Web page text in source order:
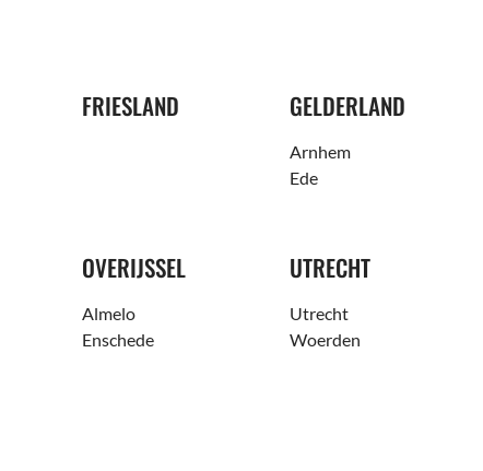
FRIESLAND GELDERLAND
Arnhem
Ede
OVERIJSSEL
Almelo
Enschede
UTRECHT
Utrecht
Woerden